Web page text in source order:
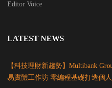
Editor Voice
LATEST NEWS
【科技理財新趨勢】Multibank
易實體工作坊 零編程基礎打造個